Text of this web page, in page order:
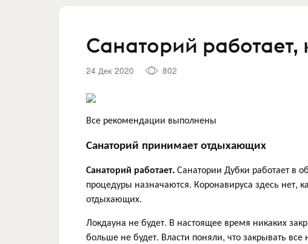
Санаторий работает,
24 Дек 2020 802
Все рекомендации выполнены
Санаторий принимает отдыхающих
Санаторий работает.Санатории Дубки работает в
процедуры назначаются. Коронавируса здесь нет,
отдыхающих.
Локдауна не будет. В настоящее время никаких
больше не будет. Власти поняли, что закрывать